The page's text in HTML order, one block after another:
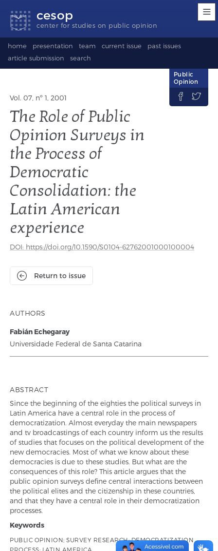
links
content
footer
selection
(Seletor
idioma)
cesop
center for studies on public opinion
home presentation team current issue
past issues
article submission
search
Vol. 07, nº 1, 2001
The Role of Public
Opinion Surveys in
the Process of
Democratic
Consolidation: the
Latin American
experience
DOI: https://doi.org/10.1590/S0104-62762001000100004
Return to issue
Public
Opinion
 
AUTHORS
Fabián Echegaray
Universidade Federal de Santa Catarina
ABSTRACT
Since the beginning of the eighties the political surveys in
Latin America have a central role in the process of
democratization. Almost everyday the main newspapers
and tv broadcastings of each country inform us the results
of studies that focuses on the political development of the
new democracies. Most of what we know about these
democracies is due to these studies. But what are the
consequences of this role? This article argues that the
public opinion surveys define central interactions between
the political elites and the citizenship in these countries,
and that they have a central role in their democratization
processes.
Keywords
PUBLIC OPINION; SURVEY RESEARCH; DEMOCRATIZATION
PROCESS; LATIN AMERICA